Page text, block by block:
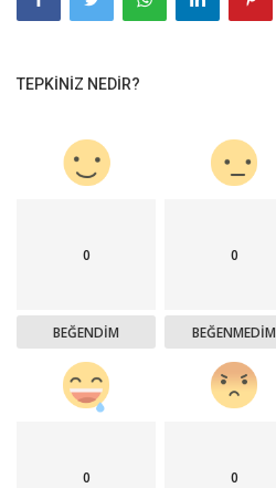
TEPKINIZ NEDIR?
0
BEĞENDIM
0
BEĞENMEDIM
0 0